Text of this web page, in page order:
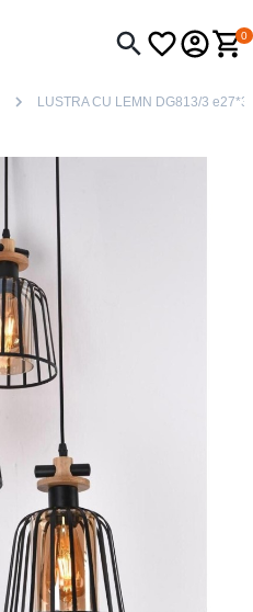
0
LUSTRA CU LEMN DG813/3